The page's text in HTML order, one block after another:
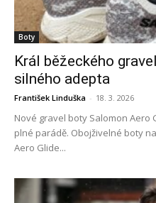
Boty
Král běžeckého
silného adepta
František Linduška - 18. 3. 2026
Nové gravel boty Salomon Aero
plné parádě. Obojživelné boty
Aero Glide...